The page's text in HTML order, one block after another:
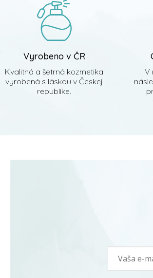
Vyrobeno v ČR
Kvalitná a šetrná kozmetika
vyrobená s láskou v Českej
republike.
V